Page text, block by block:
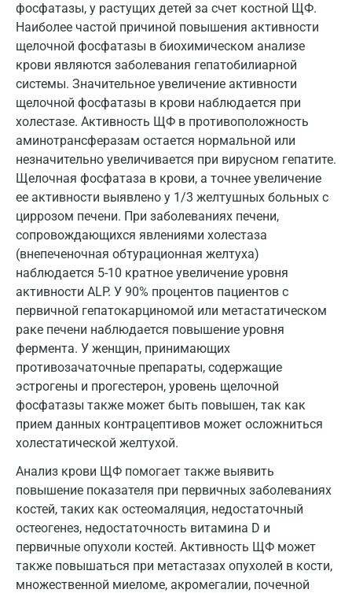
фосфатазы, у растущих детей за счет костной ЩФ.
Наиболее частой причиной повышения активности
щелочной фосфатазы в биохимическом анализе
крови являются заболевания гепатобилиарной
системы. Значительное увеличение активности
щелочной фосфатазы в крови наблюдается при
холестазе. Активность ЩФ в противоположность
аминотрансферазам остается нормальной или
незначительно увеличивается при вирусном гепатите.
Щелочная фосфатаза в крови, а точнее увеличение
ее активности выявлено у 1/3 желтушных больных с
циррозом печени. При заболеваниях печени,
сопровождающихся явлениями холестаза
(внепеченочная обтурационная желтуха)
наблюдается 5-10 кратное увеличение уровня
активности ALP. У 90% процентов пациентов с
первичной гепатокарциномой или метастатическом
раке печени наблюдается повышение уровня
фермента. У женщин, принимающих
противозачаточные препараты, содержащие
эстрогены и прогестерон, уровень щелочной
фосфатазы также может быть повышен, так как
прием данных контрацептивов может осложниться
холестатической желтухой.
Анализ крови ЩФ помогает также выявить
повышение показателя при первичных заболеваниях
костей, таких как остеомаляция, недостаточный
остеогенез, недостаточность витамина D и
первичные опухоли костей. Активность ЩФ может
также повышаться при метастазах опухолей в кости,
множественной миеломе, акромегалии, почечной
Красногорск
Краснодар
Красноярск
Курск
Лабинск
Липецк
Лобня
Люберцы
Майкоп
Мурино
Мурманск
Мытищи
Набережные Челны
Наро-Фоминск
Нижневартовск
Нижнекамск
Новокузнецк
Новороссийск
Новосибирск